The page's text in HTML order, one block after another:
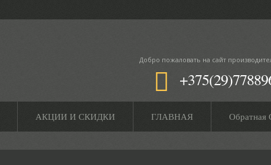
Добро пожаловать на сайт
АКЦИИ И СКИДКИ ГЛАВНАЯ Обратная